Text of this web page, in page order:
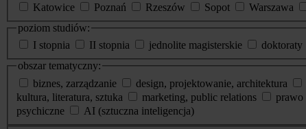
Katowice
Poznań Rzeszów Sopot Warszawa
poziom studiów:
I stopnia
II stopnia jednolite magisterskie doktoraty
obszar tematyczny:
biznes, zarządzanie
design, projektowanie, architektura
kultura, literatura, sztuka
marketing, public relations prawo
psychiczne
AI (sztuczna inteligencja)